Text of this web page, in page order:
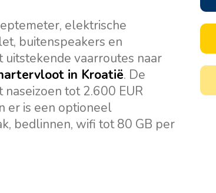
elektrische
buitenspeakers en
vaarroutes naar
in Kroatië. De
tot 2.600 EUR
er is een optioneel
bedlinnen, wifi tot 80 GB per